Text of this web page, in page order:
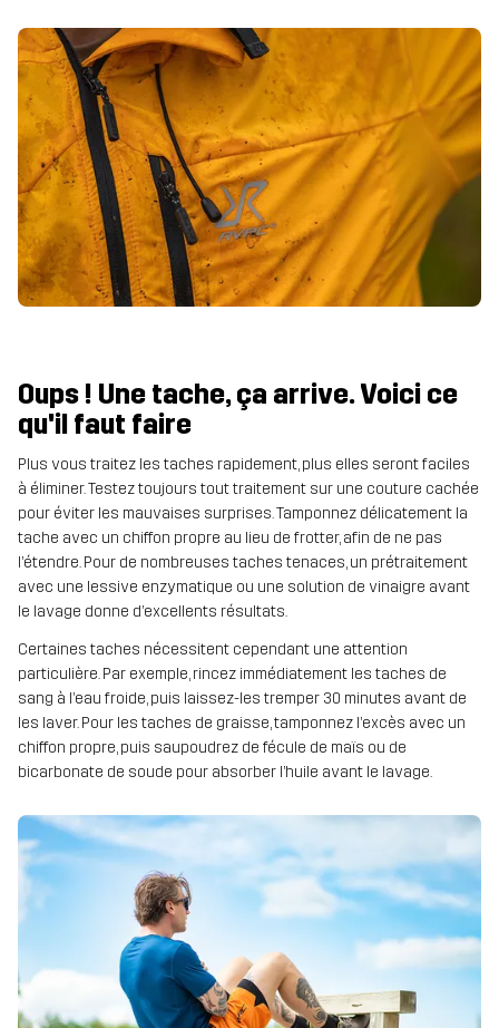
Oups ! Une tache, ça arrive. Voici ce
qu'il faut faire
Plus vous traitez les taches rapidement, plus elles seront faciles
à éliminer. Testez toujours tout traitement sur une couture cachée
pour éviter les mauvaises surprises. Tamponnez délicatement la
tache avec un chiffon propre au lieu de frotter, afin de ne pas
l’étendre. Pour de nombreuses taches tenaces, un prétraitement
avec une lessive enzymatique ou une solution de vinaigre avant
le lavage donne d’excellents résultats.
Certaines taches nécessitent cependant une attention
particulière. Par exemple, rincez immédiatement les taches de
sang à l’eau froide, puis laissez-les tremper 30 minutes avant de
les laver. Pour les taches de graisse, tamponnez l’excès avec un
chiffon propre, puis saupoudrez de fécule de maïs ou de
bicarbonate de soude pour absorber l’huile avant le lavage.